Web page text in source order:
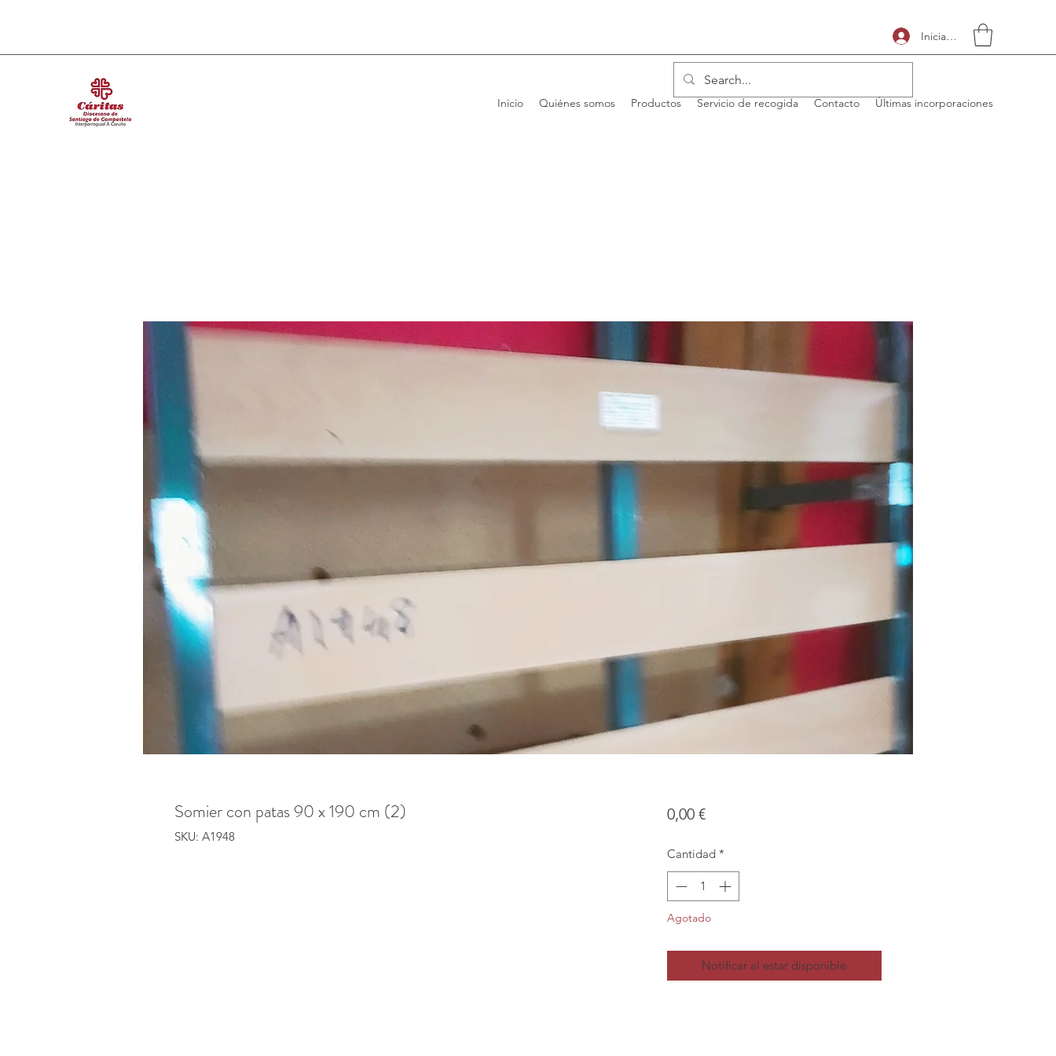
Iniciar sesión
Inicio Quiénes somos Productos Servicio de recogida Contacto Últimas incorporaciones
Somier con patas 90 x 190 cm (2)
SKU: A1948
0,00 €Precio
Cantidad *
Agotado
Notificar al estar disponible